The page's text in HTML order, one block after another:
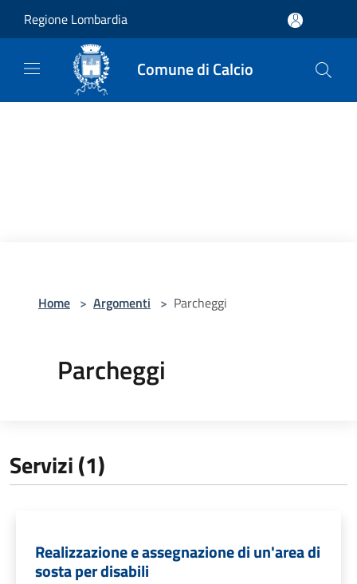
Regione Lombardia
Comune di Calcio
Home > Argomenti > Parcheggi
Parcheggi
Servizi (1)
Realizzazione e assegnazione di un'area di
sosta per disabili